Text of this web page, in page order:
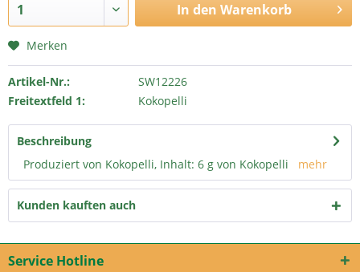
In den Warenkorb
Merken
Artikel-Nr.:
SW12226
Freitextfeld 1:
Kokopelli
Beschreibung
Produziert von Kokopelli, Inhalt: 6 g von Kokopelli mehr
Kunden kauften auch
Service Hotline